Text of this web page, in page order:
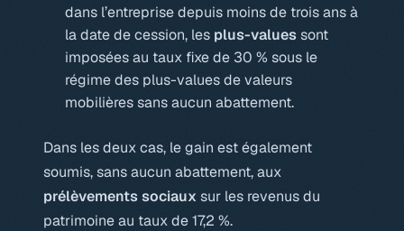
dans l’entreprise depuis moins de trois ans à
la date de cession, les plus-valuessont
imposées au taux fixe de 30 % sous le
régime des plus-values de valeurs
mobilières sans aucun abattement.
Dans les deux cas, le gain est également
soumis, sans aucun abattement, aux
prélèvements sociaux sur les revenus du
patrimoine au taux de 17,2 %.